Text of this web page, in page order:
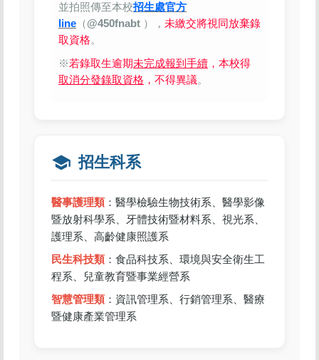
並拍照傳至本校招生處官方
line （@450fnabt ）， 未繳交將視同放棄錄
取資格。
※若錄取生逾期未完成報到手續 ，本校得
取消分發錄取資格 ，不得異議。
school 招生科系
醫事護理類 ：醫學檢驗生物技術系、醫學影像
暨放射科學系、牙體技術暨材料系、視光系、
護理系、高齡健康照護系
民生科技類 ：食品科技系、環境與安全衛生工
程系、兒童教育暨事業經營系
智慧管理類 ：資訊管理系、行銷管理系、醫療
暨健康產業管理系